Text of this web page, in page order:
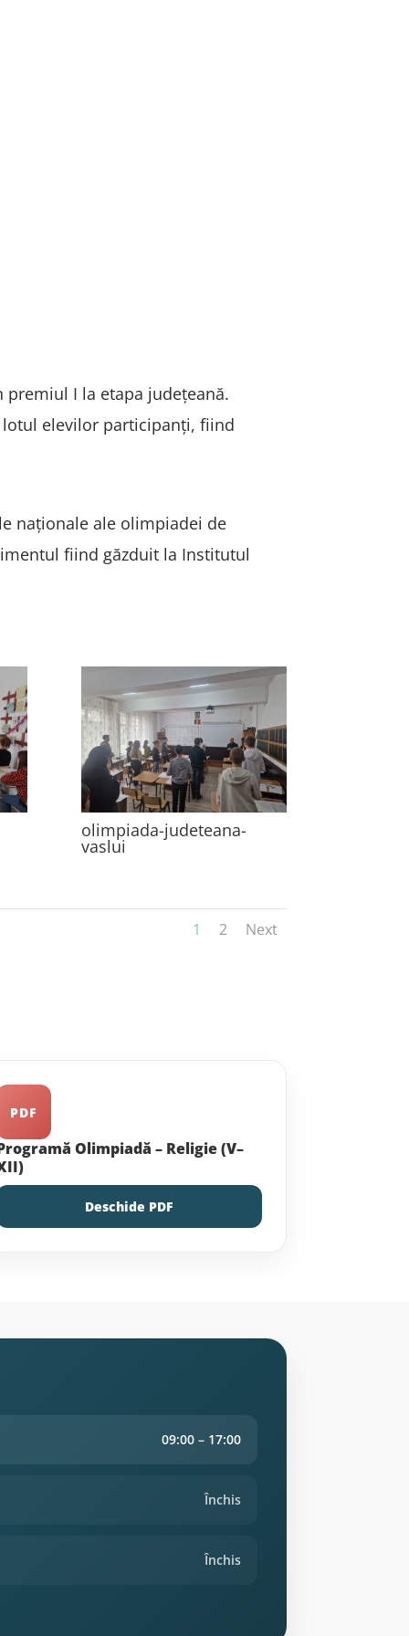
premiul I la etapa județeană.
lotul elevilor participanți, fiind
naționale ale olimpiadei de
fiind găzduit la Institutul
olimpiada-judeteana-
vaslui
1 2 Next
PDF
Olimpiadă – Religie (V–
Deschide PDF
09:00 – 17:00
Închis
Închis